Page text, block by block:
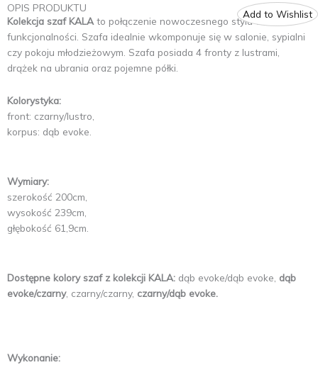
Add to Wishlist
OPIS PRODUKTU
Kolekcja szaf KALA to połączenie nowoczesnego stylu oraz
funkcjonalności. Szafa idealnie wkomponuje się w salonie, sypialni
czy pokoju młodzieżowym. Szafa posiada 4 fronty z lustrami,
drążek na ubrania oraz pojemne półki.
Kolorystyka:
front: czarny/lustro,
korpus: dąb evoke.
Wymiary:
szerokość 200cm,
wysokość 239cm,
głębokość 61,9cm.
Dostępne kolory szaf z kolekcji KALA: dąb evoke/dąb evoke, dąb
evoke/czarny, czarny/czarny, czarny/dąb evoke.
Wykonanie: